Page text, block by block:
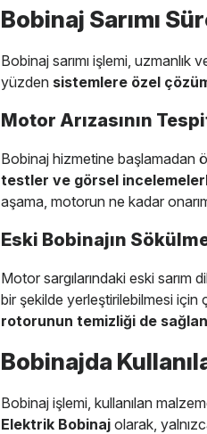
Bobinaj Sarımı
Bobinaj sarımı işlemi, uzmanlık
yüzden sistemlere özel
Motor Arızasının
Bobinaj hizmetine başlamadan
testler ve görsel
aşama, motorun ne kadar
Eski Bobinajın
Motor sargılarındaki eski
bir şekilde yerleştirilebilmesi için
rotorunun temizliği de
Bobinajda
Bobinaj işlemi, kullanılan
Elektrik Bobinaj olarak,